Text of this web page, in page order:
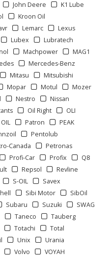
John Deere
K1 Lube
Kroon Oil
Lemarc
Lexus
Lubex
Lubratech
Machpower
MAG1
Mercedes-Benz
Mitasu
Mitsubishi
Mopar Motul
Mozer
Nestro
Nissan
Oil Right
OLI
Patron
PEAK
Pentolub
Canada
Petronas
Profi-Car Profix
Q8
Repsol
Revline
S-OIL
Savex
Sibi Motor
SibOil
Subaru Suzuki
SWAG
Taneco
Tauberg
Totachi
Total
Unix
Urania
Volvo
VOYAH
3 > >>